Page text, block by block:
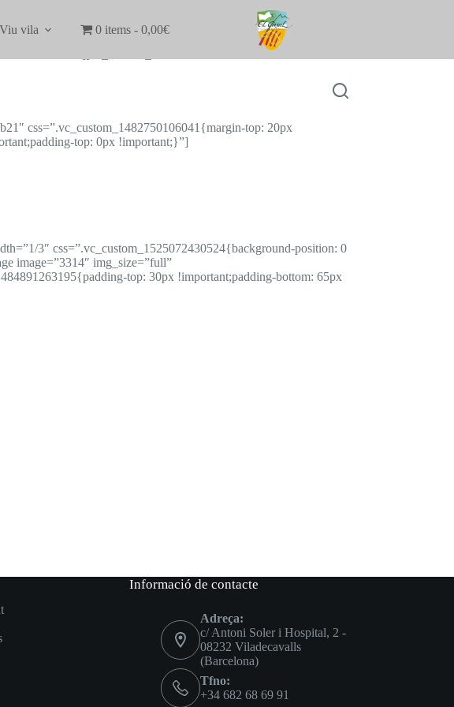
Viu vila 0 items
0,00€
css=”.vc_custom_1482750106041{margin-top: 20px
top: 0px !important;}”]
3″ css=”.vc_custom_1525072430524{background-position: 0
image=”3314″ img_size=”full”
top: 30px !important;padding-bottom: 65px
Informació de contacte
Adreça:
c/ Antoni Soler i Hospital, 2 -
08232 Viladecavalls
(Barcelona)
Tfno:
+34 682 68 69 91